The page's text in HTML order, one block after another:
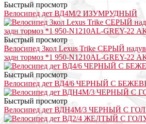
Быстрый просмотр
Велосипед дет ВД4М/2 ИЗУМРУДНЫЙ
Быстрый просмотр
Велосипед 3кол Lexus Trike СЕРЫЙ
задн тормоз *1 950-N1210AL-GREY-22
Быстрый просмотр
Велосипед дет ВД4/6 ЧЕРНЫЙ С
Быстрый просмотр
Велосипед дет ВДН4М/3 ЧЕРНЫЙ С